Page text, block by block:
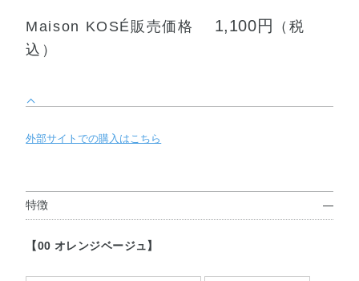
Maison KOSÉ販売価格 1,100円
（税
込）
外部サイトでの購入はこちら
特徴
【00 オレンジベージュ】